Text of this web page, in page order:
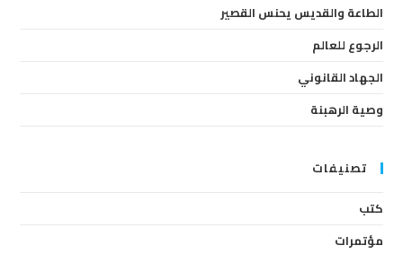
الطاعة والقديس يحنس القصير
الرجوع للعالم
الجهاد القانوني
وصية الرهبنة
تصنيفات
كتب
مؤتمرات